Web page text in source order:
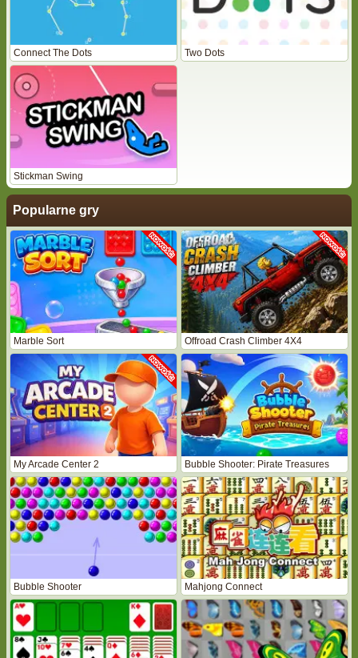
Connect The Dots Two Dots
Stickman Swing
Popularne gry
Marble Sort Offroad Crash Climber 4X4
My Arcade Center 2 Bubble Shooter: Pirate Treasures
Bubble Shooter Mahjong Connect